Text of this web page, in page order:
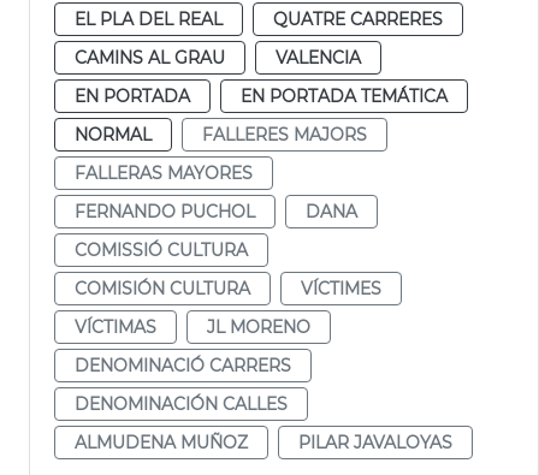
EL PLA DEL REAL
QUATRE CARRERES
CAMINS AL GRAU
VALENCIA
EN PORTADA
EN PORTADA TEMÁTICA
NORMAL
FALLERES MAJORS
FALLERAS MAYORES
FERNANDO PUCHOL
DANA
COMISSIÓ CULTURA
COMISIÓN CULTURA
VÍCTIMES
VÍCTIMAS
JL MORENO
DENOMINACIÓ CARRERS
DENOMINACIÓN CALLES
ALMUDENA MUÑOZ
PILAR JAVALOYAS